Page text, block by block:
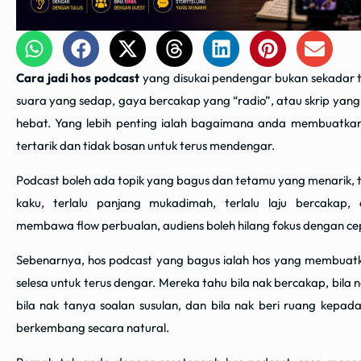
Cara jadi hos podcast yang disukai pendengar bukan
suara yang sedap, gaya bercakap yang “radio”, atau skrip
hebat. Yang lebih penting ialah bagaimana anda
tertarik dan tidak bosan untuk terus mendengar.
Podcast boleh ada topik yang bagus dan tetamu yang menarik,
kaku, terlalu panjang mukadimah, terlalu laju
membawa flow perbualan, audiens boleh hilang fokus dengan
Sebenarnya, hos podcast yang bagus ialah hos yang
selesa untuk terus dengar. Mereka tahu bila nak bercakap, bila
bila nak tanya soalan susulan, dan bila nak beri ruang
berkembang secara natural.